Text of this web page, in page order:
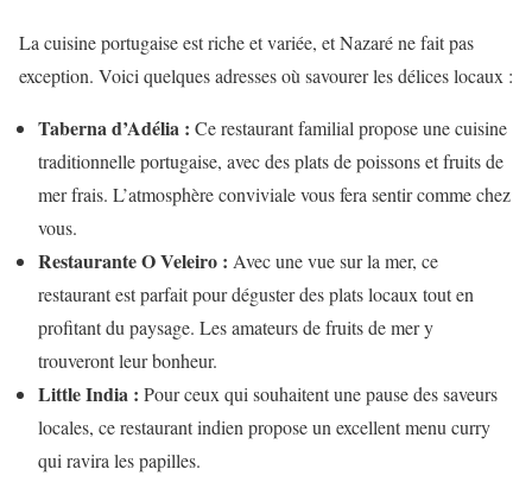
La cuisine portugaise est riche et variée, et Nazaré ne fait pas
exception. Voici quelques adresses où savourer les délices locaux :
Taberna d’Adélia : Ce restaurant familial propose une cuisine
traditionnelle portugaise, avec des plats de poissons et fruits de
mer frais. L’atmosphère conviviale vous fera sentir comme chez
vous.
Restaurante O Veleiro : Avec une vue sur la mer, ce
restaurant est parfait pour déguster des plats locaux tout en
profitant du paysage. Les amateurs de fruits de mer y
trouveront leur bonheur.
Little India : Pour ceux qui souhaitent une pause des saveurs
locales, ce restaurant indien propose un excellent menu curry
qui ravira les papilles.